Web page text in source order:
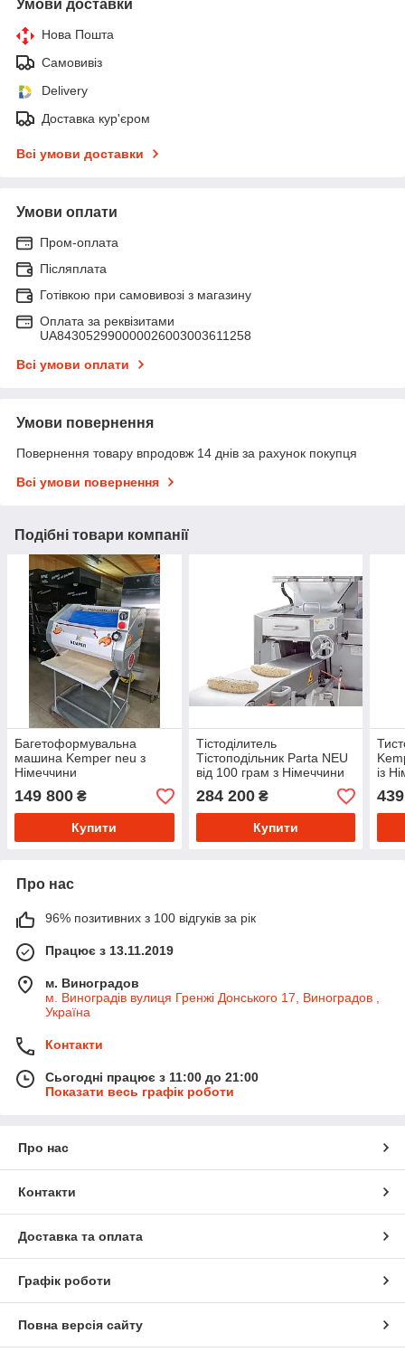
Умови доставки
Нова Пошта
Самовивіз
Delivery
Доставка кур'єром
Всі умови доставки
Умови оплати
Пром-оплата
Післяплата
Готівкою при самовивозі з магазину
Оплата за реквізитами
UA843052990000026003003611258
Всі умови оплати
Умови повернення
Повернення товару впродовж 14 днів за рахунок покупця
Всі умови повернення
Подібні товари компанії
Багетоформувальна
машина Kemper neu з
Німеччини
149 800 ₴
Купити
Тістоділитель
Тістоподільник Parta NEU
від 100 грам з Німеччини
284 200₴
Купити
із
Про нас
96% позитивних з 100 відгуків за рік
Працює з 13.11.2019
м. Виноградов
м. Виноградів вулиця Гренжі Донського 17, Виноградов ,
Україна
Контакти
Сьогодні працює з 11:00 до 21:00
Показати весь графік роботи
Про нас
Контакти
Доставка та оплата
Графік роботи
Повна версія сайту